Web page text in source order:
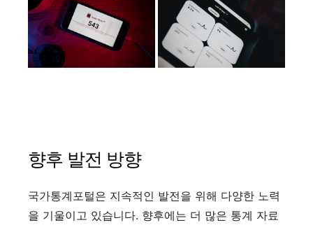
향후 발전 방향
국가통계포털은 지속적인 발전을 위해 다양한 노력
을 기울이고 있습니다. 향후에는 더 많은 통계 자료